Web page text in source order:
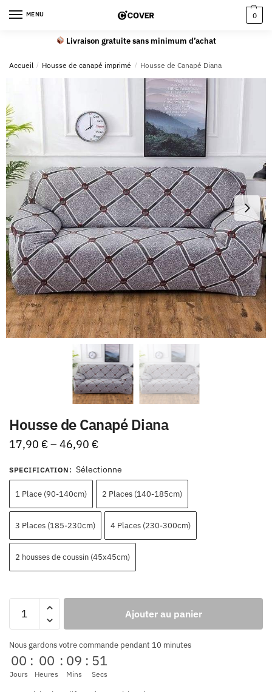
MENU 0
Livraison gratuite sans minimum d’achat
Accueil / Housse de canapé imprimé / Housse de Canapé Diana
Housse de Canapé Diana
17,90 €– 46,90 €
SPECIFICATION : Sélectionne
1 Place (90-140cm) 2 Places (140-185cm)
3 Places (185-230cm) 4 Places (230-300cm)
2 housses de coussin (45x45cm)
Ajouter au panier
Nous gardons votre commande pendant 10 minutes
00
Jours
: 00
Heures
: 09
Mins
: 50
Secs